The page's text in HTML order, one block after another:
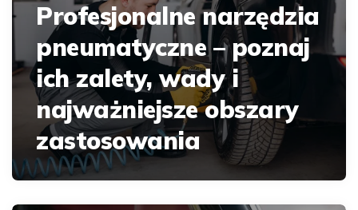
Profesjonalne narzędzia
pneumatyczne – poznaj
ich zalety, wady i
najważniejsze obszary
zastosowania